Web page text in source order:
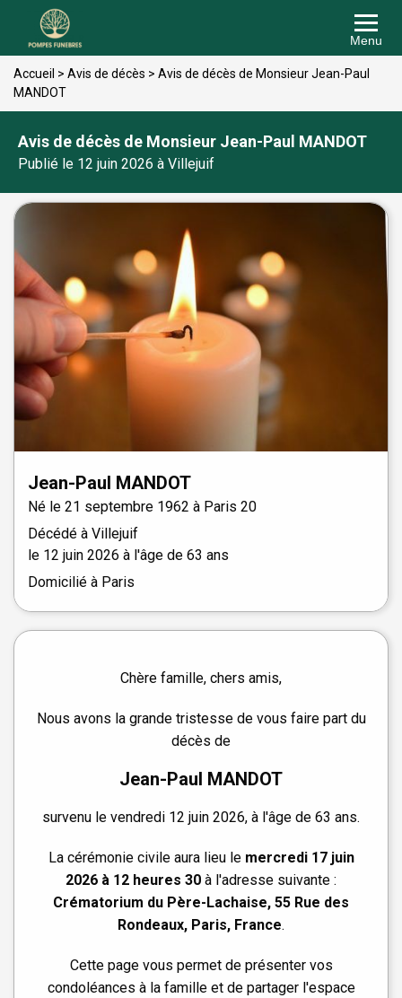
Menu
Accueil > Avis de décès > Avis de décès de Monsieur Jean-Paul
MANDOT
Avis de décès de Monsieur Jean-Paul MANDOT
Publié le 12 juin 2026 à Villejuif
Jean-Paul MANDOT
Né le 21 septembre 1962 à Paris 20
Décédé à Villejuif
le 12 juin 2026 à l'âge de 63 ans
Domicilié à Paris
Chère famille, chers amis,
Nous avons la grande tristesse de vous faire part du
décès de
Jean-Paul MANDOT
survenu le vendredi 12 juin 2026, à l'âge de 63 ans.
La cérémonie civile aura lieu le mercredi 17 juin
2026 à 12 heures 30 à l'adresse suivante :
Crématorium du Père-Lachaise, 55 Rue des
Rondeaux, Paris, France.
Cette page vous permet de présenter vos
condoléances à la famille et de partager l'espace